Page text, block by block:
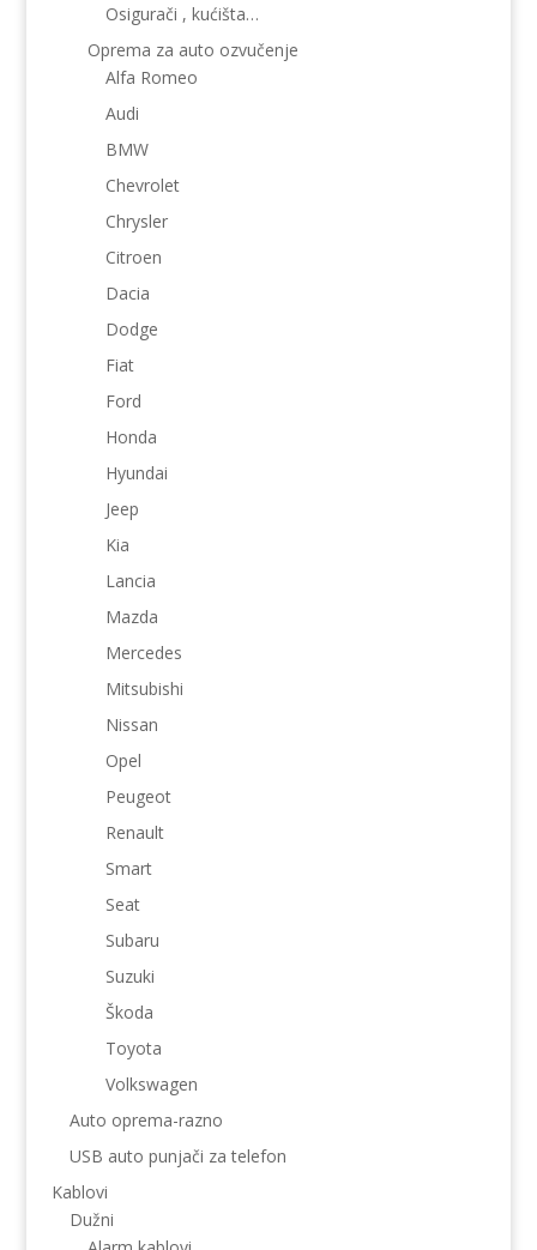
Osigurači , kućišta…
Oprema za auto ozvučenje
Alfa Romeo
Audi
BMW
Chevrolet
Chrysler
Citroen
Dacia
Dodge
Fiat
Ford
Honda
Hyundai
Jeep
Kia
Lancia
Mazda
Mercedes
Mitsubishi
Nissan
Opel
Peugeot
Renault
Smart
Seat
Subaru
Suzuki
Škoda
Toyota
Volkswagen
Auto oprema-razno
USB auto punjači za telefon
Kablovi
Dužni